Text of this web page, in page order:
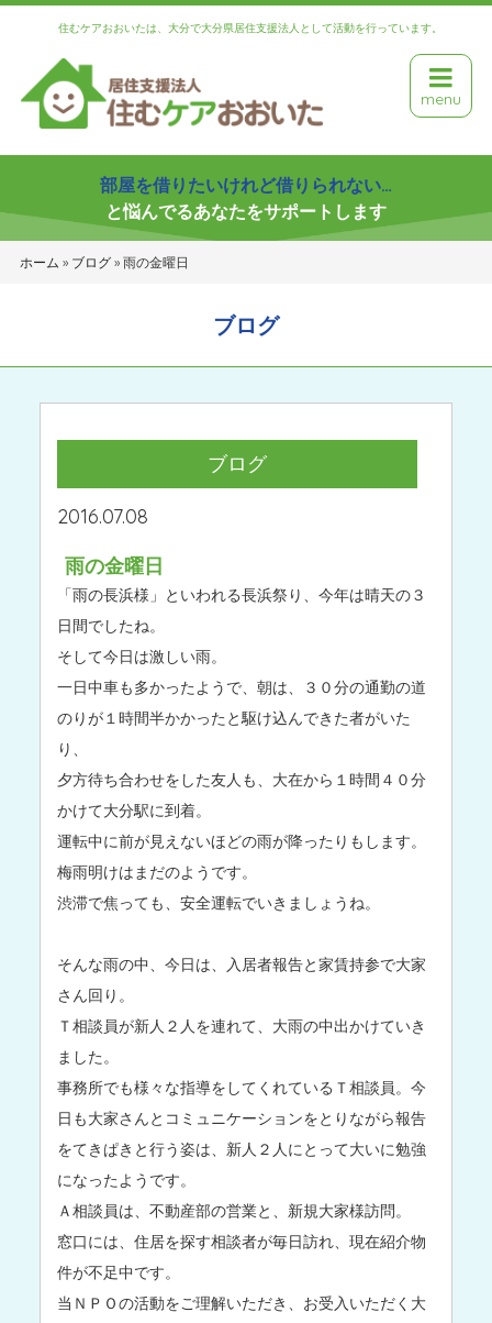
住むケアおおいたは、大分で大分県居住支援法人として活動を行っています。
menu
部屋を借りたいけれど借りられない…
と悩んでるあなたをサポートします
ホーム » ブログ» 雨の金曜日
ブログ
ブログ
2016.07.08
雨の金曜日
「雨の長浜様」といわれる長浜祭り、今年は晴天の３
日間でしたね。
そして今日は激しい雨。
一日中車も多かったようで、朝は、３０分の通勤の道
のりが１時間半かかったと駆け込んできた者がいた
り、
夕方待ち合わせをした友人も、大在から１時間４０分
かけて大分駅に到着。
運転中に前が見えないほどの雨が降ったりもします。
梅雨明けはまだのようです。
渋滞で焦っても、安全運転でいきましょうね。
そんな雨の中、今日は、入居者報告と家賃持参で大家
さん回り。
Ｔ相談員が新人２人を連れて、大雨の中出かけていき
ました。
事務所でも様々な指導をしてくれているＴ相談員。今
日も大家さんとコミュニケーションをとりながら報告
をてきぱきと行う姿は、新人２人にとって大いに勉強
になったようです。
Ａ相談員は、不動産部の営業と、新規大家様訪問。
窓口には、住居を探す相談者が毎日訪れ、現在紹介物
件が不足中です。
当ＮＰＯの活動をご理解いただき、お受入いただく大